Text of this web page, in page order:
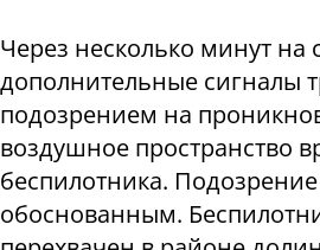
Через несколько минут на
дополнительные сигналы
подозрением на
воздушное пространство
беспилотника. Подозрение
обоснованным.